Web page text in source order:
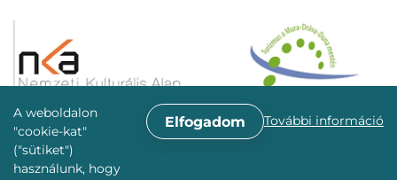
A weboldalon
"cookie-kat"
("sütiket")
használunk, hogy
Elfogadom További információ